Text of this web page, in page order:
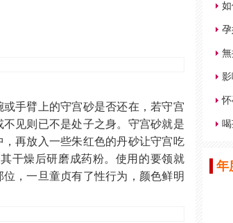
手臂上的守宫砂是否还在，若守宫
见则已不是处子之身。守宫砂就是
再放入一些朱红色的丹砂让守宫吃
干燥后研磨成药粉。使用的要领就
，一旦童贞有了性行为，颜色鲜明
年